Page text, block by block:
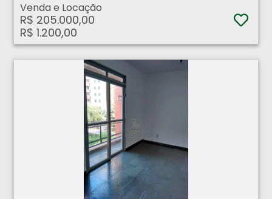
Venda e Locação
R$ 205.000,00
R$ 1.200,00
Apartamento - República - Ribeirão Preto